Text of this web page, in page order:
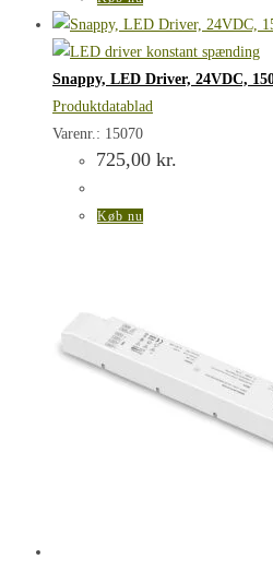
Snappy, LED Driver, 24VDC,
Produktdatablad
Varenr.: 15070
725,00 kr.
Køb nu